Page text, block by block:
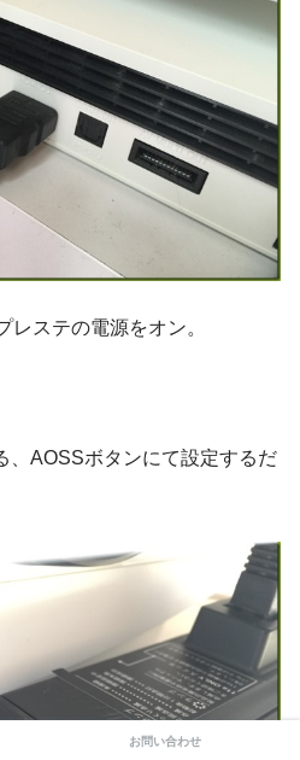
ステの電源をオン。
、AOSSボタンにて設定するだ
お問い合わせ